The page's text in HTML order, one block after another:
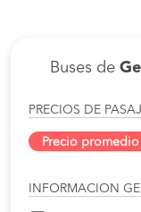
Buses de
PRECIOS DE
Precio promedio
INFORMACION